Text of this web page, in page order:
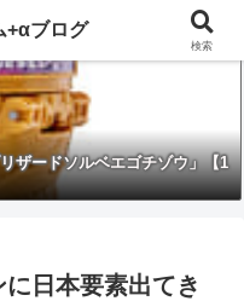
ザードソルベエゴチゾウ」【1
に日本要素出てき
+αブログ
検索